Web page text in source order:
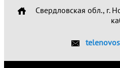
Свердловская обл., г.